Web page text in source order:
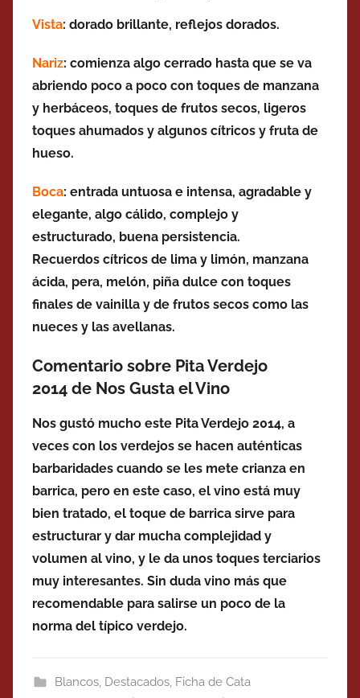
Vista: dorado brillante, reflejos dorados.
Nariz: comienza algo cerrado hasta que se va
abriendo poco a poco con toques de manzana
y herbáceos, toques de frutos secos, ligeros
toques ahumados y algunos cítricos y fruta de
hueso.
Boca: entrada untuosa e intensa, agradable y
elegante, algo cálido, complejo y
estructurado, buena persistencia.
Recuerdos cítricos de lima y limón, manzana
ácida, pera, melón, piña dulce con toques
finales de vainilla y de frutos secos como las
nueces y las avellanas.
Comentario sobre Pita Verdejo
2014 de Nos Gusta el Vino
Nos gustó mucho este Pita Verdejo 2014, a
veces con los verdejos se hacen auténticas
barbaridades cuando se les mete crianza en
barrica, pero en este caso, el vino está muy
bien tratado, el toque de barrica sirve para
estructurar y dar mucha complejidad y
volumen al vino, y le da unos toques terciarios
muy interesantes. Sin duda vino más que
recomendable para salirse un poco de la
norma del típico verdejo.
Blancos, Destacados, Ficha de Cata